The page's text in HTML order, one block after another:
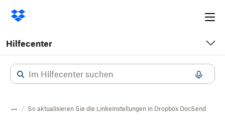
Hilfecenter
So aktualisieren Sie die Linkeinstellungen in Dropbox DocSend